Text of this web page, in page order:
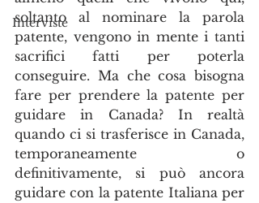
Interviste
soltanto al nominare la parola
patente, vengono in mente i tanti
sacrifici fatti per poterla
conseguire. Ma che cosa bisogna
fare per prendere la patente per
guidare in Canada? In realtà
quando ci si trasferisce in Canada,
temporaneamente o
definitivamente, si può ancora
guidare con la patente Italiana per